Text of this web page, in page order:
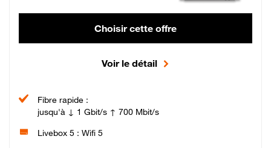
Choisir cette offre
Voir le détail
Fibre rapide :
jusqu'à ↓ 1 Gbit/s ↑ 700 Mbit/s
Livebox 5 : Wifi 5